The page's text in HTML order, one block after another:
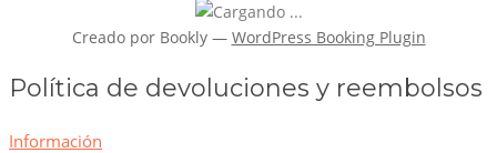
Creado por Bookly— WordPress Booking Plugin
Política de devoluciones y reembolsos
Información